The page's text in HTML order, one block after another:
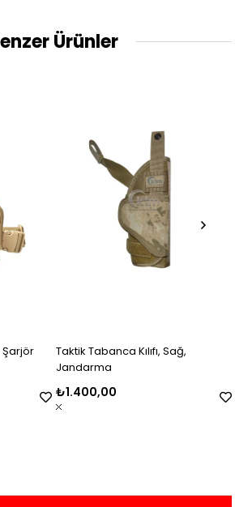
Ürünler
Şarjör
Taktik Tabanca Kılıfı, Sağ,
Jandarma
₺1.400,00